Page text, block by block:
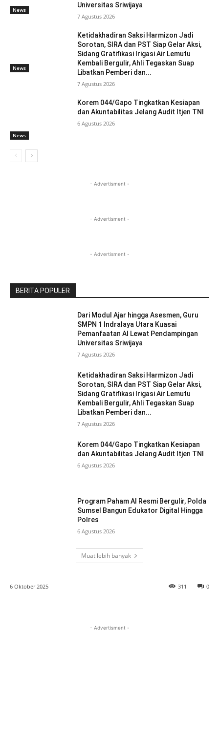
News
Universitas Sriwijaya
7 Agustus 2026
News
Ketidakhadiran Saksi Harmizon Jadi
Sorotan, SIRA dan PST Siap Gelar Aksi,
Sidang Gratifikasi Irigasi Air Lemutu
Kembali Bergulir, Ahli Tegaskan Suap
Libatkan Pemberi dan...
7 Agustus 2026
News
Korem 044/Gapo Tingkatkan Kesiapan
dan Akuntabilitas Jelang Audit Itjen TNI
6 Agustus 2026
- Advertisment -
- Advertisment -
- Advertisment -
BERITA POPULER
Dari Modul Ajar hingga Asesmen, Guru
SMPN 1 Indralaya Utara Kuasai
Pemanfaatan AI Lewat Pendampingan
Universitas Sriwijaya
7 Agustus 2026
Ketidakhadiran Saksi Harmizon Jadi
Sorotan, SIRA dan PST Siap Gelar Aksi,
Sidang Gratifikasi Irigasi Air Lemutu
Kembali Bergulir, Ahli Tegaskan Suap
Libatkan Pemberi dan...
7 Agustus 2026
Korem 044/Gapo Tingkatkan Kesiapan
dan Akuntabilitas Jelang Audit Itjen TNI
6 Agustus 2026
Program Paham AI Resmi Bergulir, Polda
Sumsel Bangun Edukator Digital Hingga
Polres
6 Agustus 2026
Muat lebih banyak
6 Oktober 2025 0
311
- Advertisment -